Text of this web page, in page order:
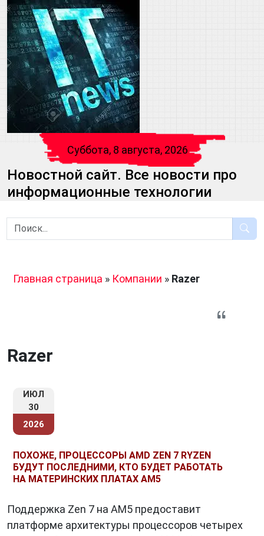
Суббота, 8 августа, 2026
Новостной сайт. Все новости про
информационные технологии
Главная страница » Компании » Razer
Razer
ИЮЛ
30
2026
ПОХОЖЕ, ПРОЦЕССОРЫ AMD ZEN 7 RYZEN
БУДУТ ПОСЛЕДНИМИ, КТО БУДЕТ РАБОТАТЬ
НА МАТЕРИНСКИХ ПЛАТАХ AM5
Поддержка Zen 7 на AM5 предоставит
платформе архитектуры процессоров четырех